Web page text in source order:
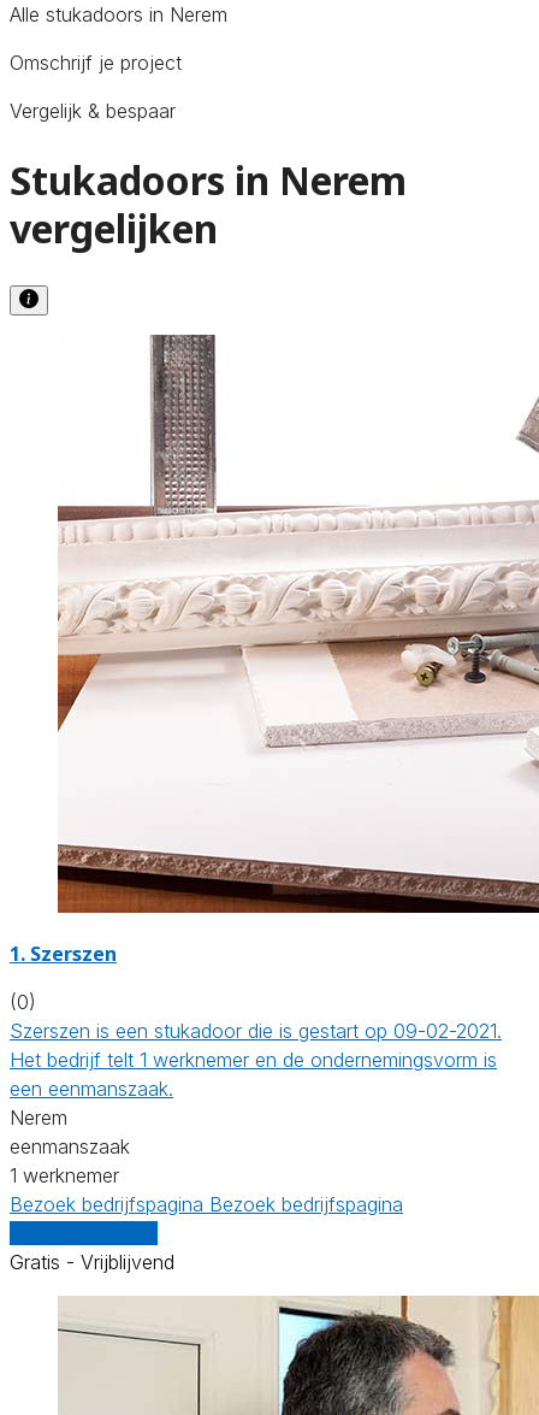
Alle stukadoors in Nerem
Omschrijf je project
Vergelijk & bespaar
Stukadoors in Nerem
vergelijken
1. Szerszen
(0)
Szerszen is een stukadoor die is gestart op 09-02-2021.
Het bedrijf telt 1 werknemer en de ondernemingsvorm is
een eenmanszaak.
Nerem
eenmanszaak
1 werknemer
Bezoek bedrijfspagina Bezoek bedrijfspagina
Gratis - Vrijblijvend